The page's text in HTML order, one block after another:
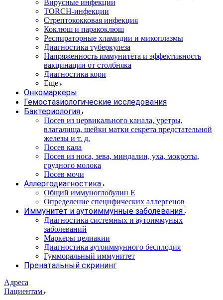
Вирусные инфекции
TORCH-инфекции
Стрептококковая инфекция
Коклюш и паракоклюш
Респираторные хламидии и микоплазмы
Диагностика туберкулеза
Напряженность иммунитета и эффективность
вакцинации от столбняка
Диагностика кори
Еще
Онкомаркеры
Гемостазиологические исследования
Бактериология
Посев из цервикального канала, уретры,
влагалища, шейки матки секрета предстательной
железы и т. д.
Посев кала
Посев из носа, зева, миндалин, уха, мокроты,
грудного молока
Посев мочи
Аллергодиагностика
Общий иммуноглобулин Е
Определение специфических аллергенов
Иммунитет и аутоиммунные заболевания
Диагностика системных и аутоиммуных
заболеваний
Маркеры целиакии
Диагностика аутоиммунного бесплодия
Гумморальный иммунитет
Пренатальный скрининг
Адреса
Пациентам